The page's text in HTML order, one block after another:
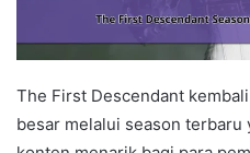
The First Descendant
besar melalui season terbaru